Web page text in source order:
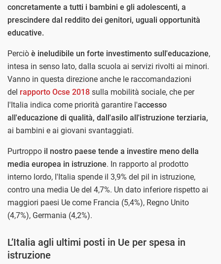
concretamente a tutti i bambini e gli adolescenti, a
prescindere dal reddito dei genitori, uguali opportunità
educative.
Perciò è ineludibile un forte investimento sull'educazione,
intesa in senso lato, dalla scuola ai servizi rivolti ai minori.
Vanno in questa direzione anche le raccomandazioni
del rapporto Ocse 2018 sulla mobilità sociale, che per
l'Italia indica come priorità garantire l'accesso
all'educazione di qualità, dall'asilo all'istruzione terziaria,
ai bambini e ai giovani svantaggiati.
Purtroppo il nostro paese tende a investire meno della
media europea in istruzione. In rapporto al prodotto
interno lordo, l'Italia spende il 3,9% del pil in istruzione,
contro una media Ue del 4,7%. Un dato inferiore rispetto ai
maggiori paesi Ue come Francia (5,4%), Regno Unito
(4,7%), Germania (4,2%).
L’Italia agli ultimi posti in Ue per spesa in
istruzione